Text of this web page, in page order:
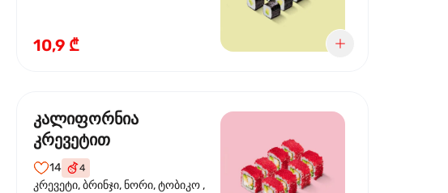
10,9 ₾
კალიფორნია
კრევეტით
14 4
კრევეტი, ბრინჯი, ნორი, ტობიკო ,